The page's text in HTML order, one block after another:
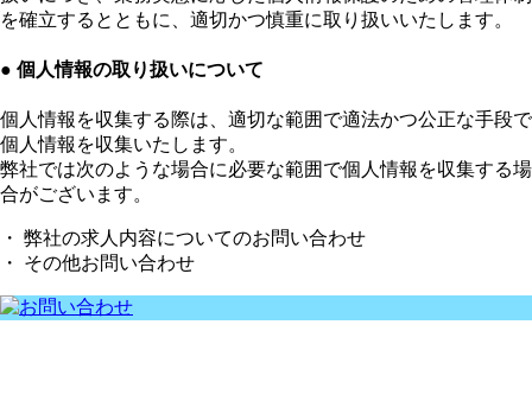
を確立するとともに、適切かつ慎重に取り扱いいたします。
● 個人情報の取り扱いについて
個人情報を収集する際は、適切な範囲で適法かつ公正な手段で
個人情報を収集いたします。
弊社では次のような場合に必要な範囲で個人情報を収集する場
合がございます。
・ 弊社の求人内容についてのお問い合わせ
・ その他お問い合わせ